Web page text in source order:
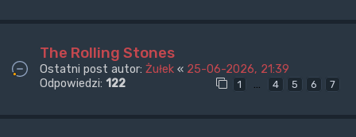
The Rolling Stones
Ostatni post autor: Żułek « 25-06-2026, 21:39
Odpowiedzi: 122 1 … 4 5 6 7